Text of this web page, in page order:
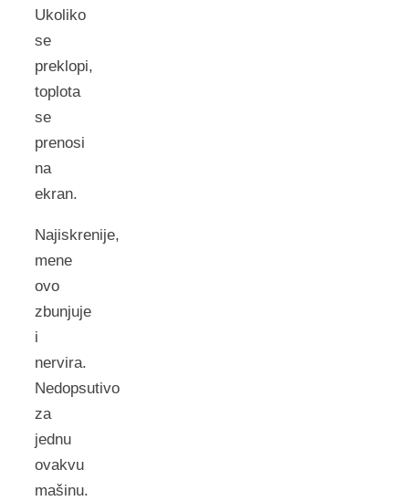
Ukoliko
se
preklopi,
toplota
se
prenosi
na
ekran.
Najiskrenije,
mene
ovo
zbunjuje
i
nervira.
Nedopsutivo
za
jednu
ovakvu
mašinu.